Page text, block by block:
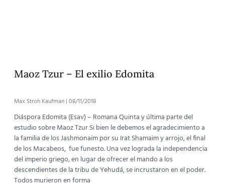
Maoz Tzur – El exilio Edomita
Max Stroh Kaufman 08/11/2018
Diáspora Edomita (Esav) – Romana Quinta y última parte del
estudio sobre Maoz Tzur Si bien le debemos el agradecimiento a
la familia de los Jashmonaim por su Irat Shamaim y arrojo, el final
de los Macabeos, fue funesto. Una vez lograda la independencia
del imperio griego, en lugar de ofrecer el mando a los
descendientes de la tribu de Yehudá, se incrustaron en el poder.
Todos murieron en forma